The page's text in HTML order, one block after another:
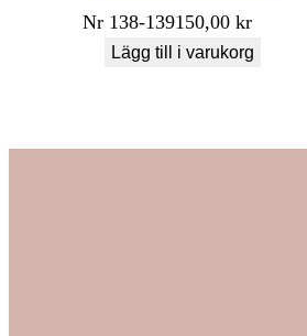
Nr 138-139150,00kr
Lägg till i varukorg